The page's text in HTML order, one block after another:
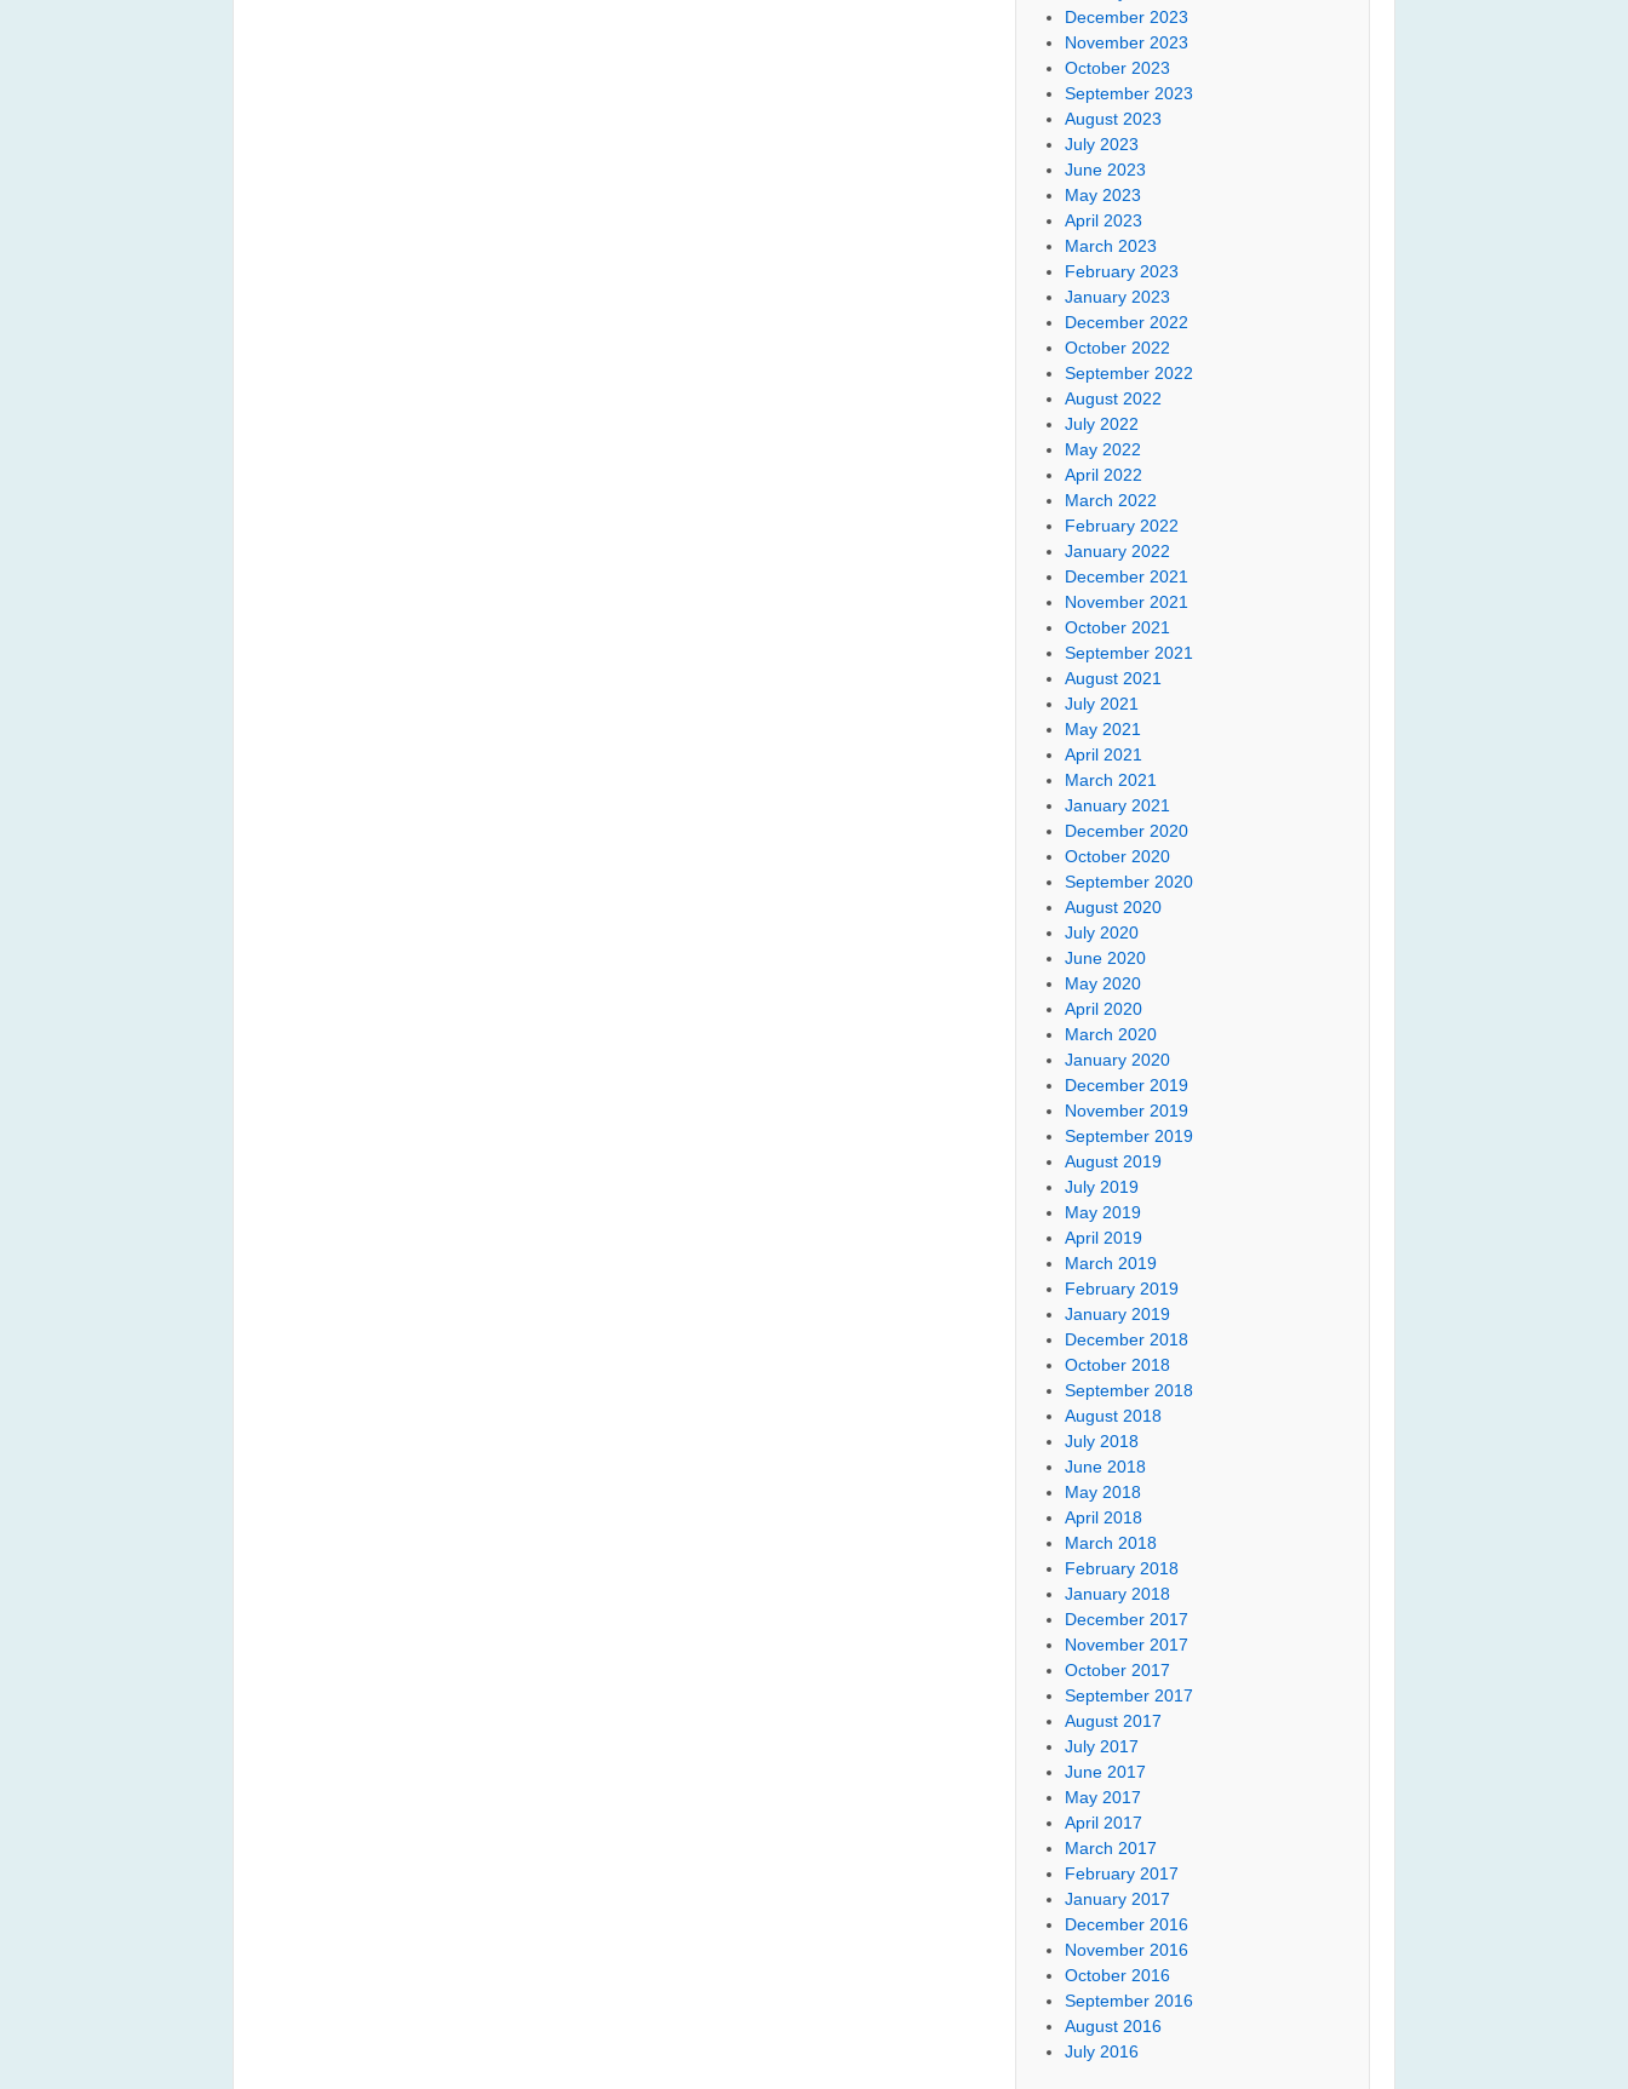
December 2023
November 2023
October 2023
September 2023
August 2023
July 2023
June 2023
May 2023
April 2023
March 2023
February 2023
January 2023
December 2022
October 2022
September 2022
August 2022
July 2022
May 2022
April 2022
March 2022
February 2022
January 2022
December 2021
November 2021
October 2021
September 2021
August 2021
July 2021
May 2021
April 2021
March 2021
January 2021
December 2020
October 2020
September 2020
August 2020
July 2020
June 2020
May 2020
April 2020
March 2020
January 2020
December 2019
November 2019
September 2019
August 2019
July 2019
May 2019
April 2019
March 2019
February 2019
January 2019
December 2018
October 2018
September 2018
August 2018
July 2018
June 2018
May 2018
April 2018
March 2018
February 2018
January 2018
December 2017
November 2017
October 2017
September 2017
August 2017
July 2017
June 2017
May 2017
April 2017
March 2017
February 2017
January 2017
December 2016
November 2016
October 2016
September 2016
August 2016
July 2016